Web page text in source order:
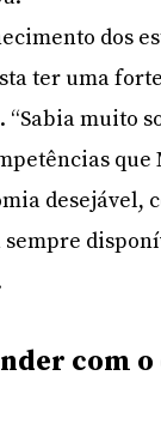
dos
ter uma
“Sabia muito
desejável,
sempre
com